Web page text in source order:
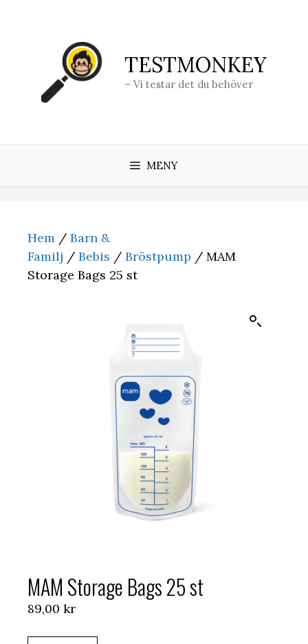
TESTMONKEY
– Vi testar det du behöver
MENY
Hem / Barn &
Familj / Bebis / Bröstpump / MAM
Storage Bags 25 st
MAM Storage Bags 25 st
89,00 kr